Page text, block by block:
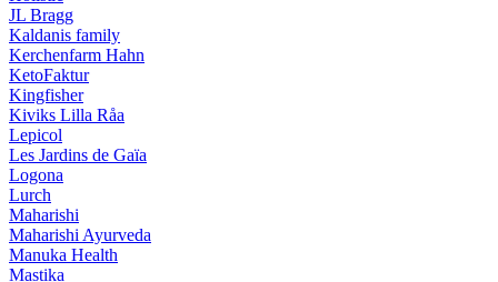
JL Bragg
Kaldanis family
Kerchenfarm Hahn
KetoFaktur
Kingfisher
Kiviks Lilla Råa
Lepicol
Les Jardins de Gaïa
Logona
Lurch
Maharishi
Maharishi Ayurveda
Manuka Health
Mastika